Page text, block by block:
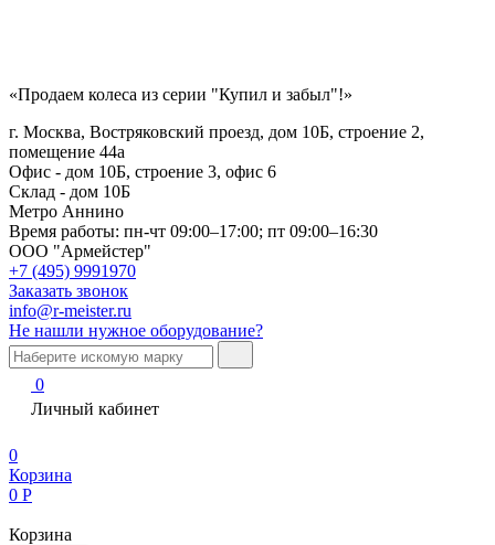
«Продаем колеса из серии "Купил и забыл"!»
г. Москва, Востряковский проезд, дом 10Б, строение 2,
помещение 44а
Офис - дом 10Б, строение 3, офис 6
Склад - дом 10Б
Метро Аннино
Время работы: пн-чт 09:00–17:00; пт 09:00–16:30
ООО "Армейстер"
+7 (495) 9991970
Заказать звонок
info@r-meister.ru
Не нашли нужное оборудование?
0
Личный кабинет
0
Корзина
0 Р
Корзина